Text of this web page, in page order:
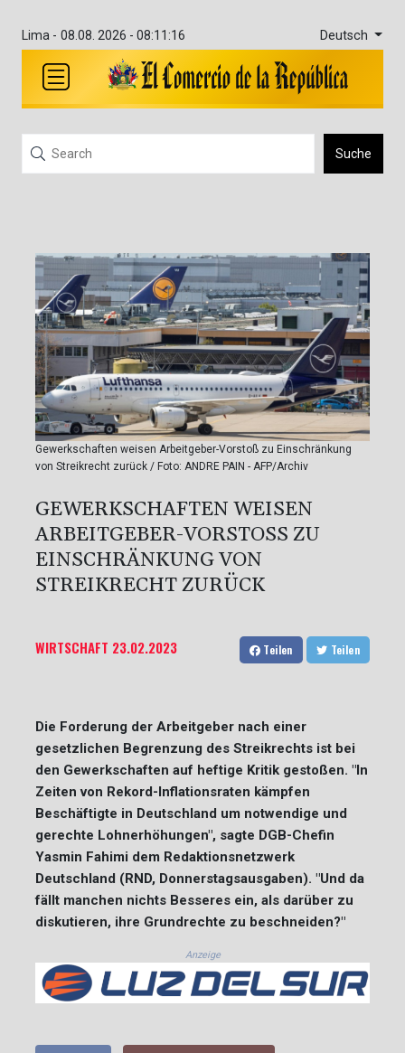
Lima - 08.08. 2026 - 08:11:16 Deutsch
Suche
Gewerkschaften weisen Arbeitgeber-Vorstoß zu Einschränkung
von Streikrecht zurück / Foto: ANDRE PAIN - AFP/Archiv
GEWERKSCHAFTEN WEISEN
ARBEITGEBER-VORSTOSS ZU E
INSCHRÄNKUNG VON S
TREIKRECHT ZURÜCK
WIRTSCHAFT 23.02.2023 Teilen Teilen
Die Forderung der Arbeitgeber nach einer
gesetzlichen Begrenzung des Streikrechts ist bei
den Gewerkschaften auf heftige Kritik gestoßen. "In
Zeiten von Rekord-Inflationsraten kämpfen
Beschäftigte in Deutschland um notwendige und
gerechte Lohnerhöhungen", sagte DGB-Chefin
Yasmin Fahimi dem Redaktionsnetzwerk
Deutschland (RND, Donnerstagsausgaben). "Und da
fällt manchen nichts Besseres ein, als darüber zu
diskutieren, ihre Grundrechte zu beschneiden?"
Anzeige